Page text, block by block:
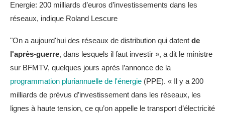
Energie: 200 milliards d’euros d’investissements dans les
réseaux, indique Roland Lescure
"On a aujourd'hui des réseaux de distribution qui datent de
l'après-guerre, dans lesquels il faut investir », a dit le ministre
sur BFMTV, quelques jours après l’annonce de la
programmation pluriannuelle de l'énergie (PPE). « Il y a 200
milliards de prévus d’investissement dans les réseaux, les
lignes à haute tension, ce qu’on appelle le transport d’électricité